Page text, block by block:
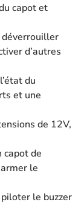
capot et
d’autres
du
et une
de 12V,
capot de
le
le buzzer